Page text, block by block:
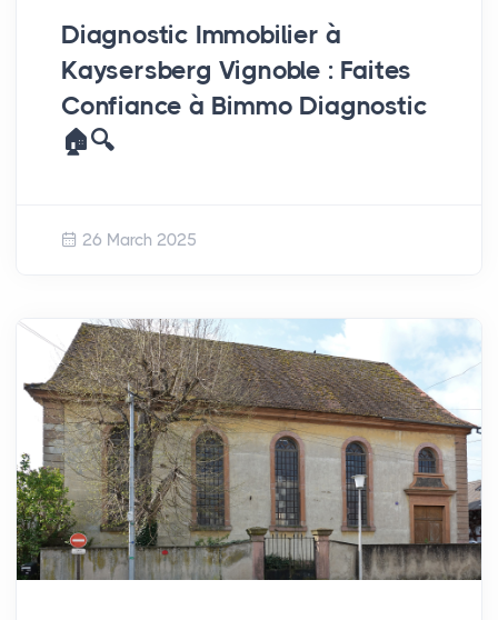
Diagnostic Immobilier à
Kaysersberg Vignoble : Faites
Confiance à Bimmo Diagnostic
🏠🔍
26 March 2025